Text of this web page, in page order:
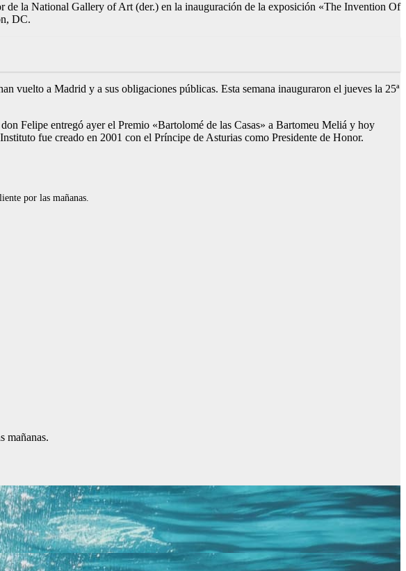
la National Gallery of Art (der.) en la inauguración de la exposición «The Invention Of
DC.
vuelto a Madrid y a sus obligaciones públicas. Esta semana inauguraron el jueves la 25ª
Felipe entregó ayer el Premio «Bartolomé de las Casas» a Bartomeu Meliá y hoy
fue creado en 2001 con el Príncipe de Asturias como Presidente de Honor.
por las mañanas.
mañanas.